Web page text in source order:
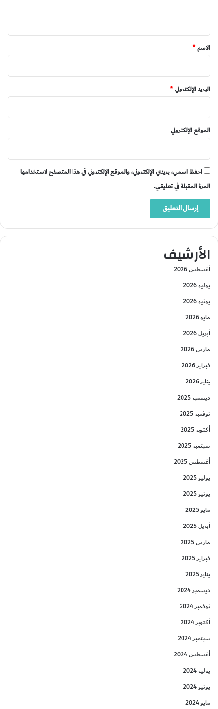
*
الاسم*
البريد الإلكتروني*
الموقع الإلكتروني
احفظ اسمي، بريدي الإلكتروني، والموقع الإلكتروني في هذا المتصفح لاستخدامها
المرة المقبلة في تعليقي.
الأرشيف
أغسطس 2026
يوليو 2026
يونيو 2026
مايو 2026
أبريل 2026
مارس 2026
فبراير 2026
يناير 2026
ديسمبر 2025
نوفمبر 2025
أكتوبر 2025
سبتمبر 2025
أغسطس 2025
يوليو 2025
يونيو 2025
مايو 2025
أبريل 2025
مارس 2025
فبراير 2025
يناير 2025
ديسمبر 2024
نوفمبر 2024
أكتوبر 2024
سبتمبر 2024
أغسطس 2024
يوليو 2024
يونيو 2024
مايو 2024